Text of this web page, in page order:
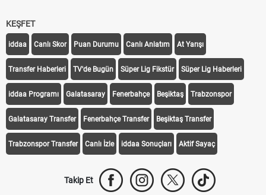
KEŞFET
iddaa Canlı Skor Puan Durumu Canlı Anlatım At Yarışı
Transfer Haberleri TV'de Bugün Süper Lig Fikstür Süper Lig Haberleri
iddaa Programı Galatasaray Fenerbahçe Beşiktaş Trabzonspor
Galatasaray Transfer Fenerbahçe Transfer Beşiktaş Transfer
Trabzonspor Transfer Canlı İzle iddaa Sonuçları Aktif Sayaç
Takip Et